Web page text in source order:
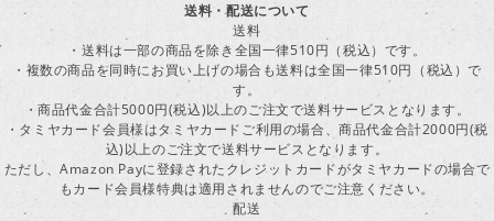
送料・配送について
送料
・送料は一部の商品を除き全国一律510円（税込）です。
・複数の商品を同時にお買い上げの場合も送料は全国一律510円（税込）で
す。
・商品代金合計5000円(税込)以上のご注文で送料サービスとなります。
・タミヤカード会員様はタミヤカードご利用の場合、商品代金合計2000円(税
込)以上のご注文で送料サービスとなります。
ただし、Amazon Payに登録されたクレジットカードがタミヤカードの場合で
もカード会員様特典は適用されませんのでご注意ください。
配送